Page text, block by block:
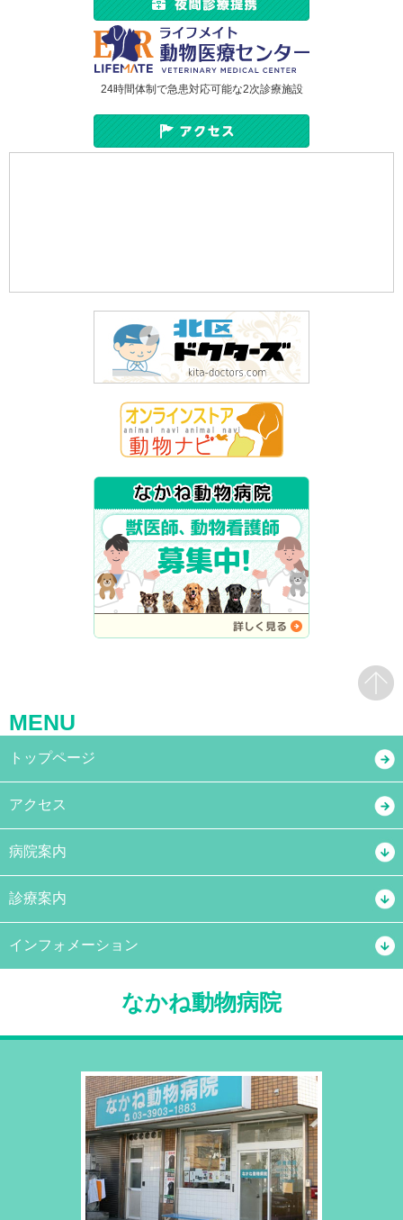
24時間体制で急患対応可能な2次診療施設
MENU
トップページ
アクセス
病院案内
診療案内
インフォメーション
なかね動物病院